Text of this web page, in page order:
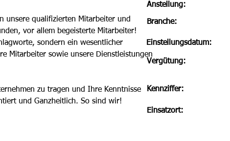
unsere qualifizierten Mitarbeiter und
vor allem begeisterte Mitarbeiter!
sondern ein wesentlicher
Mitarbeiter sowie unsere Dienstleistungen
zu tragen und Ihre Kenntnisse
und Ganzheitlich. So sind wir!
Anstellung:
Branche:
Einstellungsdatum:
Vergütung:
Kennziffer:
Einsatzort: